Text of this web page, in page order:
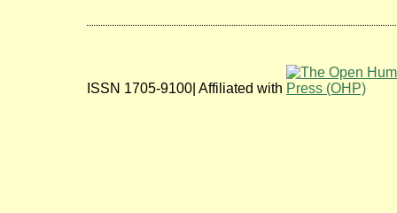
ISSN 1705-9100| Affiliated with